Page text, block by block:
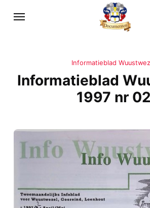
Informatieblad
Informatieblad
1997 nr 02